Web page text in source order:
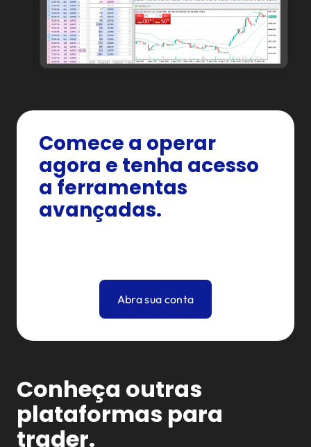
Comece a operar
agora e tenha acesso
a ferramentas
avançadas.
Abra sua conta
Conheça outras
plataformas para
trader.